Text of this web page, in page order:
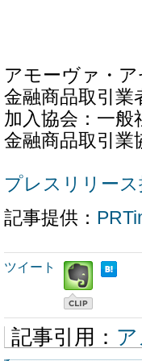
アモーヴァ・
金融商品取引
加入協会：一般
金融商品取引業
プレスリリー
記事提供：
ツイート
記事引用：